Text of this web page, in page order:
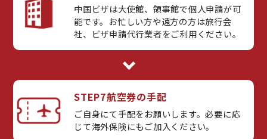
中国ビザは大使館、領事館で個人申請が可
能です。お忙しい方や遠方の方は旅行会
社、ビザ申請代行業者をご利用ください。
STEP7航空券の手配
ご自身にて手配をお願いします。必要に応
じて海外保険にもご加入ください。